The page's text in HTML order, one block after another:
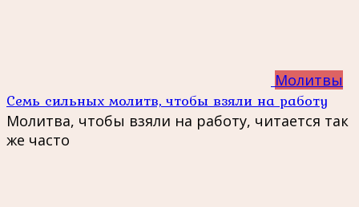
Молитвы
Семь сильных молитв, чтобы взяли на работу
Молитва, чтобы взяли на работу, читается так
же часто